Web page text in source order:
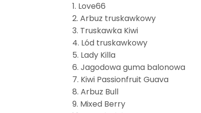
1. Love66
2. Arbuz truskawkowy
3. Truskawka Kiwi
4. Lód truskawkowy
5. Lady Killa
6. Jagodowa guma balonowa
7. Kiwi Passionfruit Guava
8. Arbuz Bull
9. Mixed Berry